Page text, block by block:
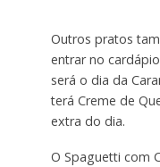
Outros pratos
entrar no
será o dia da
terá Creme de
extra do dia.
O Spaguetti com